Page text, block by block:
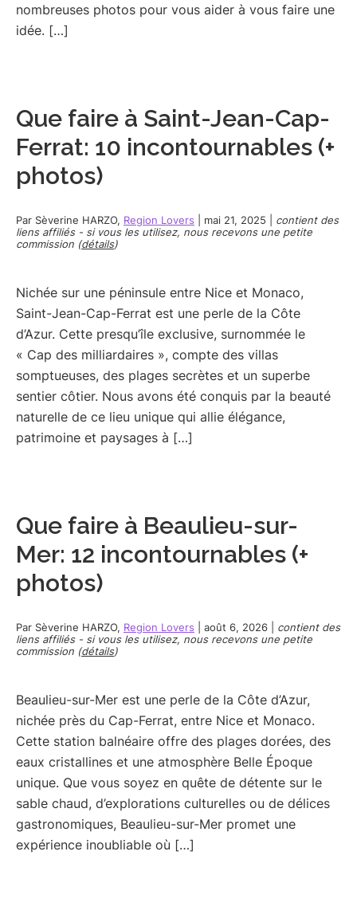
nombreuses photos pour vous aider à vous faire une
idée. […]
Que faire à Saint-Jean-Cap-
Ferrat: 10 incontournables (+
photos)
Par Sèverine HARZO, Region Lovers mai 21, 2025
contient des
liens affiliés - si vous les utilisez, nous recevons une petite
commission (détails)
Nichée sur une péninsule entre Nice et Monaco,
Saint-Jean-Cap-Ferrat est une perle de la Côte
d’Azur. Cette presqu’île exclusive, surnommée le
« Cap des milliardaires », compte des villas
somptueuses, des plages secrètes et un superbe
sentier côtier. Nous avons été conquis par la beauté
naturelle de ce lieu unique qui allie élégance,
patrimoine et paysages à […]
Que faire à Beaulieu-sur-
Mer: 12 incontournables (+
photos)
Par Sèverine HARZO, Region Lovers août 6, 2026
contient des
liens affiliés - si vous les utilisez, nous recevons une petite
commission (détails)
Beaulieu-sur-Mer est une perle de la Côte d’Azur,
nichée près du Cap-Ferrat, entre Nice et Monaco.
Cette station balnéaire offre des plages dorées, des
eaux cristallines et une atmosphère Belle Époque
unique. Que vous soyez en quête de détente sur le
sable chaud, d’explorations culturelles ou de délices
gastronomiques, Beaulieu-sur-Mer promet une
expérience inoubliable où […]